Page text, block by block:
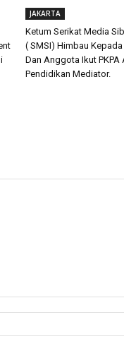
JAKARTA
Ketum Serikat Media
( SMSI) Himbau
Dan Anggota Ikut PKPA
Pendidikan Mediator.